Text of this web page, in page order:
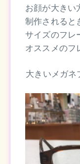
お顔が大きい
制作されると
サイズのフレ
オススメのフ
大きいメガネ